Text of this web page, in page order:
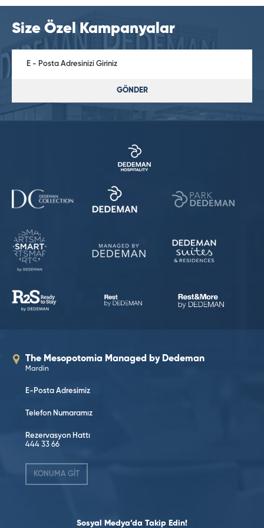
Size Özel Kampanyalar
GÖNDER
The Mesopotomia Managed by Dedeman
Mardin
E-Posta Adresimiz
Telefon Numaramız
Rezervasyon Hattı
444 33 66
KONUMA GİT
Sosyal Medya’da Takip Edin!